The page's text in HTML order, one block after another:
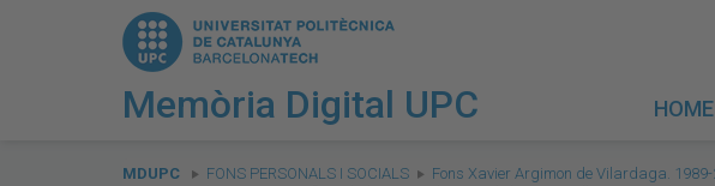
Memòria Digital UPC HOME
are
MDUPC FONS PERSONALS I SOCIALS Fons Xavier Argimon de Vilardaga.